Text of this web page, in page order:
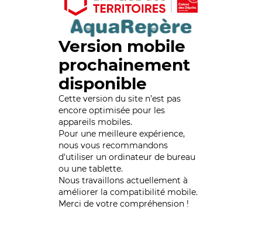
Version mobile
prochainement
disponible
Cette version du site n’est pas
encore optimisée pour les
appareils mobiles.
Pour une meilleure expérience,
nous vous recommandons
d'utiliser un ordinateur de bureau
ou une tablette.
Nous travaillons actuellement à
améliorer la compatibilité mobile.
Merci de votre compréhension !